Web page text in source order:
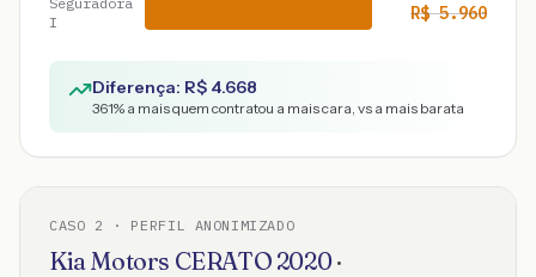
I
R$5.960
Diferença: R$ 4.668
361% a mais quem contratou a mais cara, vs a mais barata
CASO 2 · PERFIL ANONIMIZADO
Kia Motors CERATO 2020·